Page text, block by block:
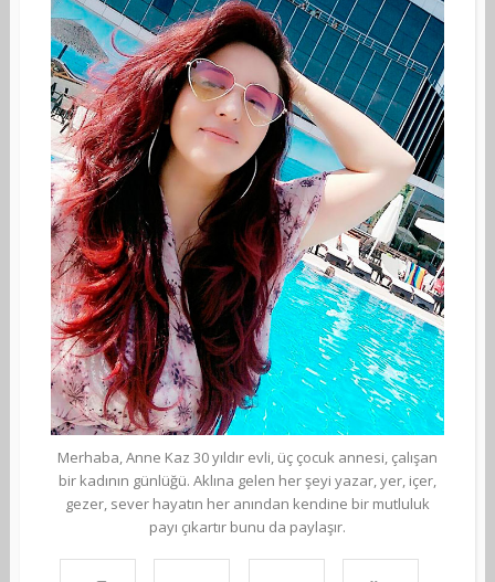
Merhaba, Anne Kaz 30 yıldır evli, üç çocuk annesi, çalışan
bir kadının günlüğü. Aklına gelen her şeyi yazar, yer, içer,
gezer, sever hayatın her anından kendine bir mutluluk
payı çıkartır bunu da paylaşır.